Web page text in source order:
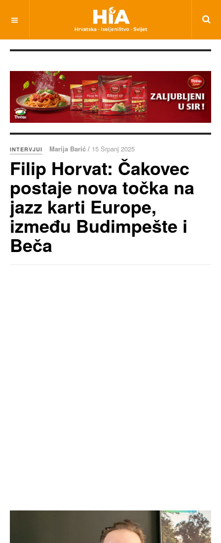
INTERVJUI Marija Barić / 15 Srpanj 2025
Filip Horvat: Čakovec
postaje nova točka na
jazz karti Europe,
između Budimpešte i
Beča